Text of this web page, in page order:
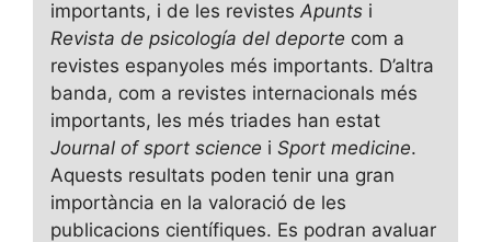
importants, i de les revistes Apuntsi
Revista de psicología del deporte com a
revistes espanyoles més importants. D’altra
banda, com a revistes internacionals més
importants, les més triades han estat
Journal of sport science i Sport medicine.
Aquests resultats poden tenir una gran
importància en la valoració de les
publicacions científiques. Es podran avaluar